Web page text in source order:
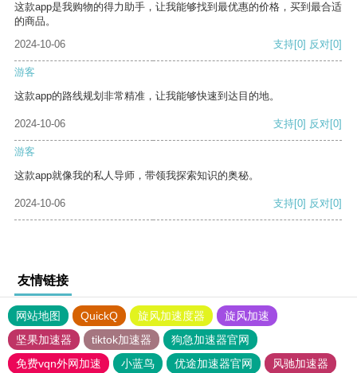
这款app是我购物的得力助手，让我能够找到最优惠的价格，买到最合适
的商品。
2024-10-06
支持[0] 反对[0]
游客
这款app的路线规划非常精准，让我能够快速到达目的地。
2024-10-06 支持[0] 反对[0]
游客
这款app就像我的私人导师，带领我探索知识的奥秘。
2024-10-06 支持[0] 反对[0]
友情链接
网站地图 QuickQ 旋风加速度器
旋风加速
坚果加速器
tiktok加速器
狗急加速器官网
免费vqn外网加速
小蓝鸟 优途加速器官网 风驰加速器